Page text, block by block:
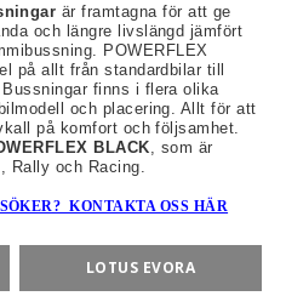
är framtagna för att ge
och längre livslängd jämfört
POWERFLEX
på allt från standardbilar till
finns i flera olika
och placering. Allt för att
på komfort och följsamhet.
BLACK , som är
Rally och Racing.
KONTAKTA OSS HÄR
LOTUS EVORA